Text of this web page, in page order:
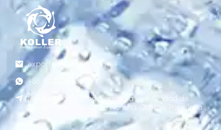
exportar@gzkoller.com
+86 181 2236 8318
No.120 calle Qinlong, Carretera Liye, Ciudad de
Dongchong, Distrito de Nansha, Cantón, Porcelana